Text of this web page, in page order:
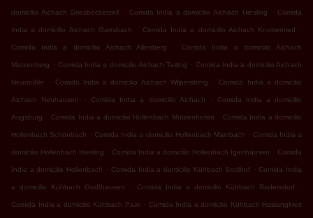
domicilio Aichach Griesbeckerzell . Comida India a domicilio Aichach Hiesling . Comida
India a domicilio Aichach Gansbach . Comida India a domicilio Aichach Knottenried .
Comida India a domicilio Aichach Allenberg . Comida India a domicilio Aichach
Matzenberg . Comida India a domicilio Aichach Taiting . Comida India a domicilio Aichach
Neumühle . Comida India a domicilio Aichach Wilpersberg . Comida India a domicilio
Aichach Neuhausen . Comida India a domicilio Aichach . Comida India a domicilio
Augsburg . Comida India a domicilio Hollenbach Motzenhofen . Comida India a domicilio
Hollenbach Schönbach . Comida India a domicilio Hollenbach Mainbach . Comida India a
domicilio Hollenbach Hiesling . Comida India a domicilio Hollenbach Igenhausen . Comida
India a domicilio Hollenbach . Comida India a domicilio Kühbach Sedlhof . Comida India
a domicilio Kühbach Großhausen . Comida India a domicilio Kühbach Radersdorf .
Comida India a domicilio Kühbach Paar . Comida India a domicilio Kühbach Haslangkreit